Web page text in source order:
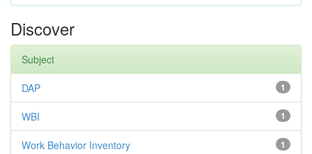
Discover
Subject
1
DAP
1
WBI
1
Work Behavior Inventory